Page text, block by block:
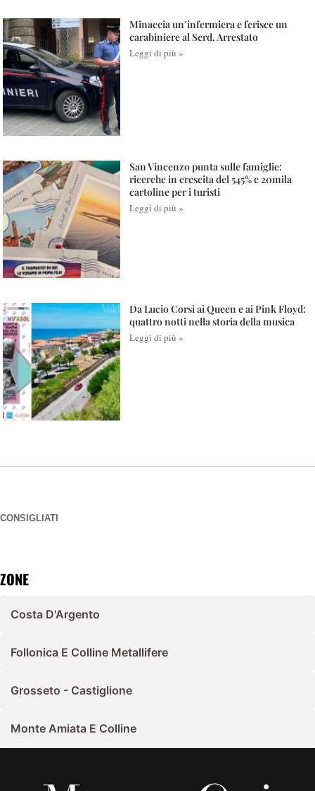
Minaccia un’infermiera e ferisce un
carabiniere al Serd. Arrestato
Leggi di più »
San Vincenzo punta sulle famiglie:
ricerche in crescita del 545% e 20mila
cartoline per i turisti
Leggi di più »
Da Lucio Corsi ai Queen e ai Pink Floyd:
quattro notti nella storia della musica
Leggi di più »
CONSIGLIATI
ZONE
Costa D'Argento
Follonica E Colline Metallifere
Grosseto - Castiglione
Monte Amiata E Colline